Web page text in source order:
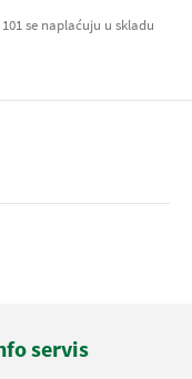
se naplaćuju u skladu
servis